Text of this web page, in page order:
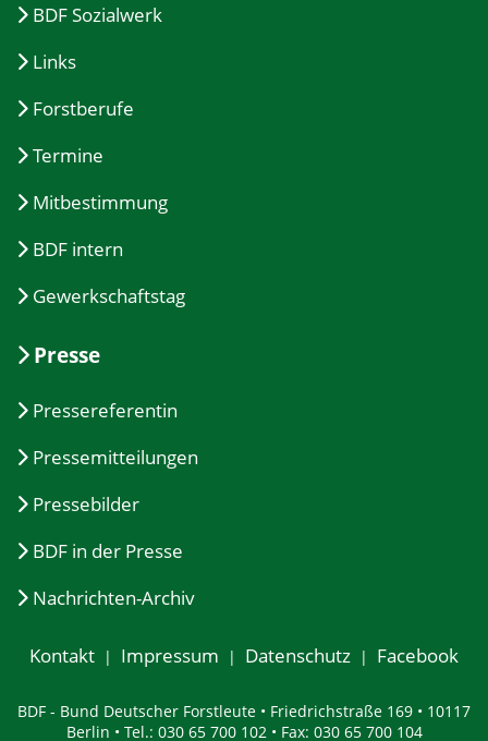
BDF Sozialwerk
Links
Forstberufe
Termine
Mitbestimmung
BDF intern
Gewerkschaftstag
Presse
Pressereferentin
Pressemitteilungen
Pressebilder
BDF in der Presse
Nachrichten-Archiv
Kontakt Impressum Datenschutz Facebook
BDF - Bund Deutscher Forstleute • Friedrichstraße 169 • 10117
Berlin • Tel.: 030 65 700 102 • Fax: 030 65 700 104